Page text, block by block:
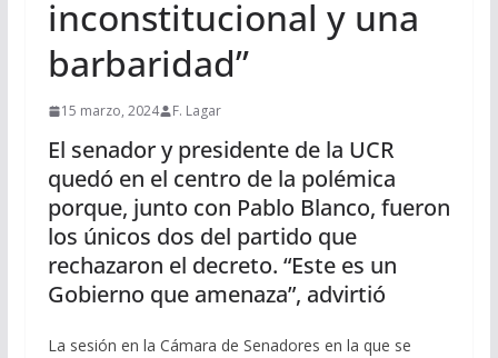
inconstitucional y una
barbaridad”
15 marzo, 2024 F. Lagar
El senador y presidente de la UCR
quedó en el centro de la polémica
porque, junto con Pablo Blanco, fueron
los únicos dos del partido que
rechazaron el decreto. “Este es un
Gobierno que amenaza”, advirtió
La sesión en la Cámara de Senadores en la que se